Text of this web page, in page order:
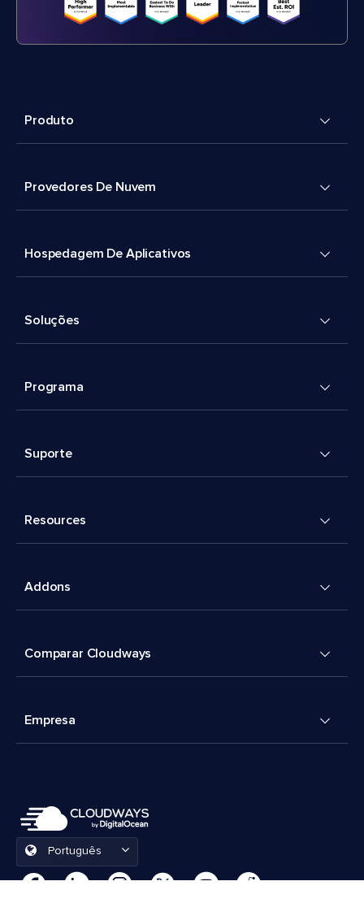
Produto
Provedores De Nuvem
Hospedagem De Aplicativos
Soluções
Programa
Suporte
Resources
Addons
Comparar Cloudways
Empresa
Português